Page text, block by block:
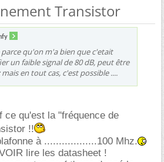
Transistor
qu'on m'a bien que c'etait
un faible signal de 80 dB, peut être
en tout cas, c'est possible ....
ce qu'est la "fréquence de
!!
à ..................100 Mhz.
lire les datasheet !